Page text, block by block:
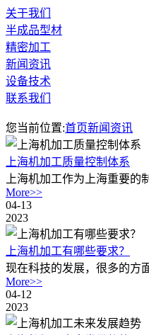
关于我们
半成品型材
精密加工
新闻资讯
设备技术
联系我们
您当前位置:首页新闻资讯
上海机加工质量控制体系
上海机加工作为上海重要
More>>
04-13
2023
上海机加工有哪些要求？
现在科技的发展，很多的方
More>>
04-12
2023